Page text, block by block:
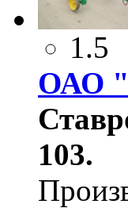
1.5
ОАО
103.